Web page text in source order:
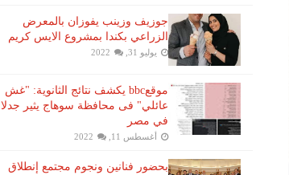
جوزيف وزينب يفوزان بالمعرض
الزراعي بكندا بمشروع الايس كريم
يوليو 31, 2022
موقعbbc يكشف نتائج الثانوية: "غش
عائلي" فى محافظة سوهاج يثير جدلا
في مصر
أغسطس 11, 2022
بحضور فنانين ونجوم مجتمع إنطلاق